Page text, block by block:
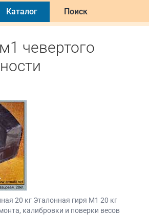
Каталог Поиск
чевертого
20 кг Эталонная гиря М1 20 кг
калибровки и поверки весов